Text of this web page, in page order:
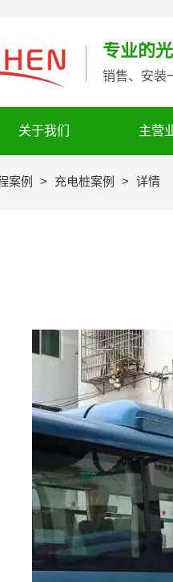
关于我们 主营
专业的
销售、安装
案例 > 充电桩案例 > 详情